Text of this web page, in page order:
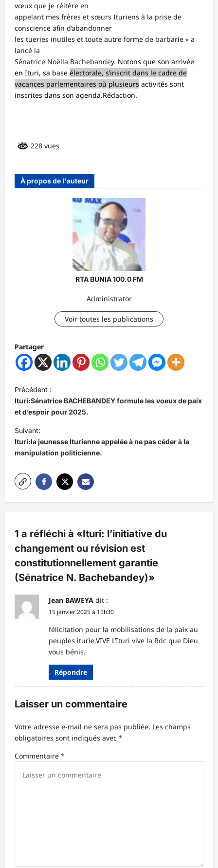
vœux que je réitère en
appelant mes frères et sœurs Ituriens à la prise de
conscience afin d’abandonner
les tueries inutiles et toute autre forme de barbarie » a
lancé la
Sénatrice Noëlla Bachebandey. Notons que son arrivée
en Ituri, sa base électorale, s’inscrit dans le cadre de
vacances parlementaires où plusieurs activités sont
inscrites dans son agenda.Rédaction.
228 vues
À propos de l'auteur
RTA BUNIA 100.0 FM
Administrator
Voir toutes les publications
Partager
N
a
v
i
g
a
t
i
o
d
’
a
r
t
Précédent :
Ituri:Sénatrice BACHEBANDEY formule les voeux de paix
et d’espoir pour 2025.
Suivant:
Ituri:la jeunesse Iturienne appelée à ne pas céder à la
manipulation politicienne.
1 a réfléchi à «Ituri: l’initiative du
changement ou révision est
constitutionnellement garantie
(Sénatrice N. Bachebandey)»
Jean BAWEYA dit :
15 janvier 2025 à 15h30
félicitation pour la mobilisations de la paix au
peuples iturie.VIVE L’Ituri vive la Rdc que Dieu
vous bénis.
Répondre
Laisser un commentaire
Votre adresse e-mail ne sera pas publiée. Les champs
obligatoires sont indiqués avec *
Commentaire *